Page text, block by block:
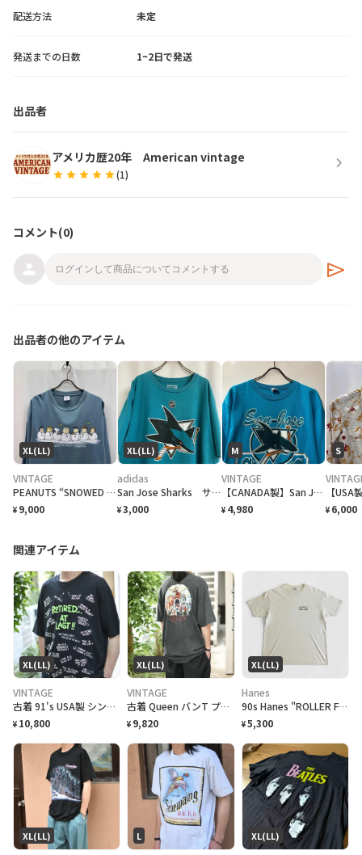
配送方法 未定
発送までの日数 1~2日で発送
出品者
アメリカ歴20年 American vintage
star star star star star(1) chevron_right
コメント(0)
send
出品者の他のアイテム
XL(LL)
VINTAGE
PEANUTS “SNOWED IN WITH FRIENDS” ロングスリーブTシャツ DELTA
¥ 9,000
XL(LL)
adidas
San Jose Sharks サンノゼ・シャークス NHL ロゴTシャツ
¥3,000
M
VINTAGE
【CANADA製】San Jose Sharks NHL ロゴTシャツ Tee
¥ 4,980
S
¥ 6,000
関連アイテム
XL(LL)
VINTAGE
古着 91's USA製 シングルステッチ 退職記念 Tシャツ プリントTシャツ
¥ 10,800
XL(LL)
VINTAGE
古着 Queen バンT プリントTシャツ Tシャツ 半袖Tシャフェード
¥ 9,820
XL(LL)
Hanes
90s Hanes "ROLLER FROG LIFEFORMS International" T-Shirt ライフフォームズ ローラーフロッグ Tシャツ [XL]
¥5,300
XL(LL) L XL(LL)